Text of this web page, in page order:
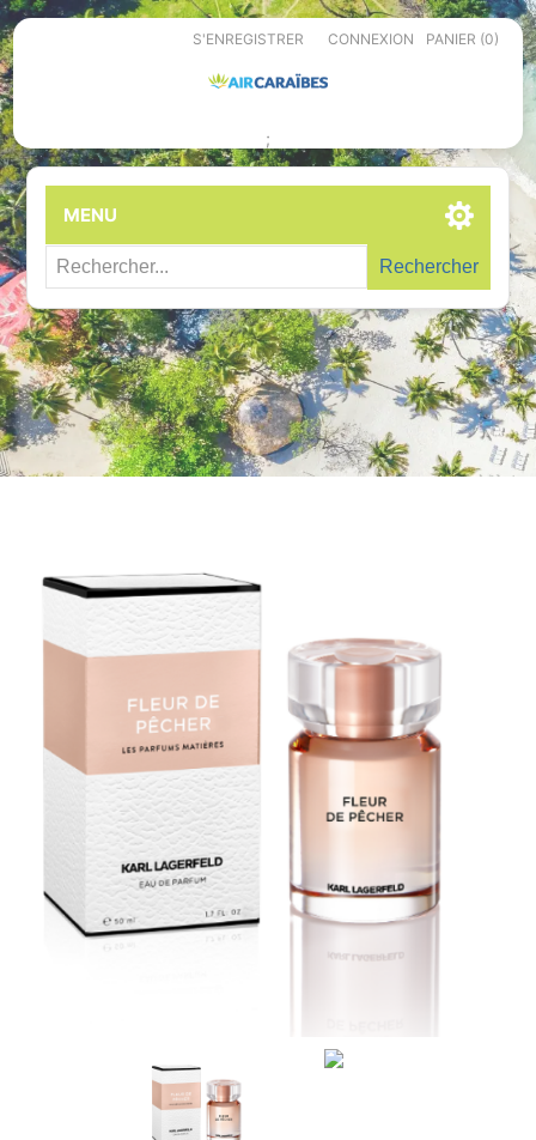
S'ENREGISTRER CONNEXION PANIER (0)
;
MENU
Rechercher